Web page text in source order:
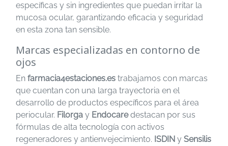
específicas y sin ingredientes que puedan irritar la
mucosa ocular, garantizando eficacia y seguridad
en esta zona tan sensible.
Marcas especializadas en contorno de
ojos
En farmacia4estaciones.es trabajamos con marcas
que cuentan con una larga trayectoria en el
desarrollo de productos específicos para el área
periocular. Filorga y Endocaredestacan por sus
fórmulas de alta tecnología con activos
regeneradores y antienvejecimiento. ISDIN y Sensilis